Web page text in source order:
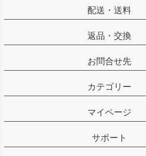
配送・送料
返品・交換
お問合せ先
カテゴリー
マイページ
サポート